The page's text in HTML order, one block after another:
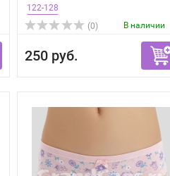
122-128
(0)
В наличии
250 руб.